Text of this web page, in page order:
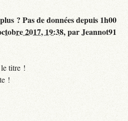
? Pas de données depuis 1h00
2017, 19:38,parJeannot91
le titre !
!